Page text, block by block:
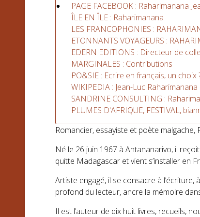
PAGE FACEBOOK : Raharimanana
ÎLE EN ÎLE : Raharimanana
LES FRANCOPHONIES :
ETONNANTS VOYAGEURS :
EDERN EDITIONS : Directeur de
MARGINALES : Contributions
PO&SIE : Ecrire en français, un choix
WIKIPEDIA : Jean-Luc Raharimanana
SANDRINE CONSULTING :
PLUMES D'AFRIQUE, FESTIVAL,
Romancier, essayiste et poète
Né le 26 juin 1967 à Antananarivo, il
quitte Madagascar et vient s’installer en
Artiste engagé, il se consacre à
profond du lecteur, ancre la mémoire
Il est l’auteur de dix huit livres, recueils,